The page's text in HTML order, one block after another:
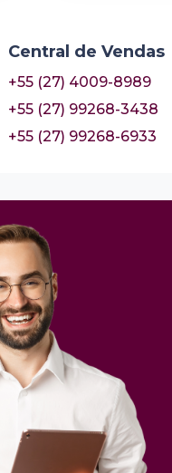
Central de Vendas
+55 (27) 4009-8989
+55 (27) 99268-3438
+55 (27) 99268-6933